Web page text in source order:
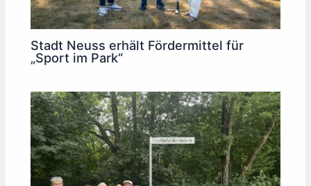
Stadt Neuss erhält Fördermittel für
„Sport im Park“